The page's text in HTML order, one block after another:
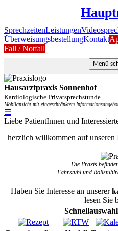
SprechzeitenLeistungen
ÜberweisungsbestellungKontakt
Fall / Notfall
Menü
Hausarztpraxis Sonnenhof
Kardiologische Privatsprechstunde
Mobilansicht mit eingeschränktem
☰
Liebe PatientInnen und
herzlich willkommen auf unseren
Die Praxis
Fahrstuhl und
Haben Sie Interesse an unserer
lesen Sie
Schnellauswahl